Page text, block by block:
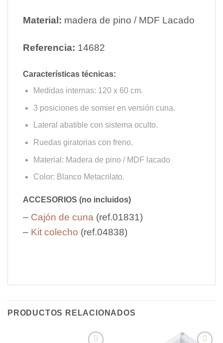
Material: madera de pino / MDF Lacado
Referencia: 14682
Características técnicas:
Medidas internas: 120 x 60 cm.
3 posiciones de somier en versión cuna.
Lateral abatible con sistema oculto.
Ruedas giratorias con freno.
Material: Madera de pino / MDF lacado
Color: Blanco Metacrilato.
ACCESORIOS (no incluidos)
– Cajón de cuna (ref.01831)
– Kit colecho (ref.04838)
PRODUCTOS RELACIONADOS